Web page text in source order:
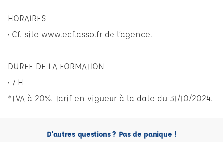
HORAIRES
• Cf. site www.ecf.asso.fr de l’agence.
DUREE DE LA FORMATION
• 7 H
*TVA à 20%. Tarif en vigueur à la date du 31/10/2024.
D'autres questions ? Pas de panique !